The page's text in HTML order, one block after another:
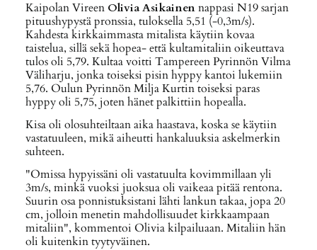
Kaipolan VireenOlivia Asikainennappasi N19 sarjan
pituushypystä pronssia, tuloksella 5,51 (-0,3m/s).
Kahdesta kirkkaimmasta mitalista käytiin kovaa
taistelua, sillä sekä hopea- että kultamitaliin oikeuttava
tulos oli 5,79. Kultaa voitti Tampereen Pyrinnön Vilma
Väliharju, jonka toiseksi pisin hyppy kantoi lukemiin
5,76. Oulun Pyrinnön Milja Kurtin toiseksi paras
hyppy oli 5,75, joten hänet palkittiin hopealla.
Kisa oli olosuhteiltaan aika haastava, koska se käytiin
vastatuuleen, mikä aiheutti hankaluuksia askelmerkin
suhteen.
"Omissa hypyissäni oli vastatuulta kovimmillaan yli
3m/s, minkä vuoksi juoksua oli vaikeaa pitää rentona.
Suurin osa ponnistuksistani lähti lankun takaa, jopa 20
cm, jolloin menetin mahdollisuudet kirkkaampaan
mitaliin", kommentoi Olivia kilpailuaan. Mitaliin hän
oli kuitenkin tyytyväinen.